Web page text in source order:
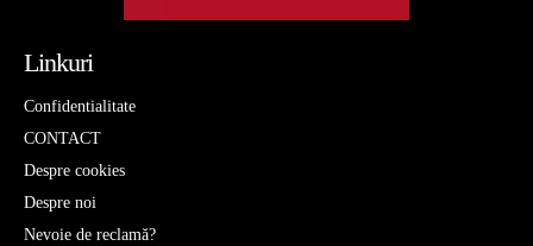
Linkuri
Confidentialitate
CONTACT
Despre cookies
Despre noi
Nevoie de reclamă?